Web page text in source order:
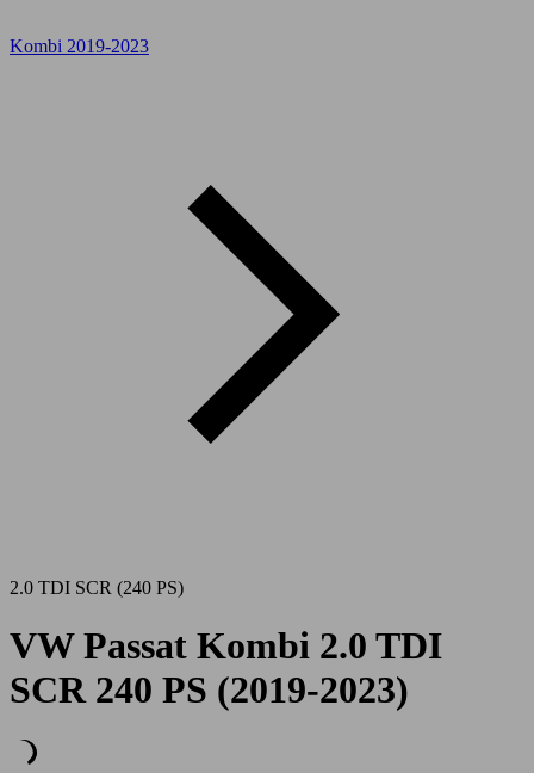
Kombi 2019-2023
2.0 TDI SCR (240 PS)
VW Passat Kombi 2.0 TDI
SCR 240 PS (2019-2023)